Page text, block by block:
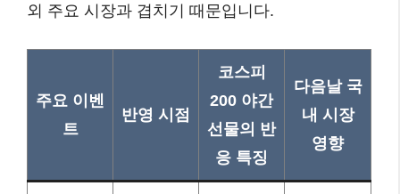
외 주요 시장과 겹치기 때문입니다.
주요 이벤
트
반영 시점
코스피
200 야간
선물의 반
응 특징
다음날 국
내 시장
영향